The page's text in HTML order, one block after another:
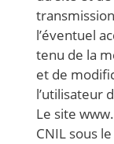
l’éventuel
tenu de la
et de
l’utilisateur
Le site
CNIL sous